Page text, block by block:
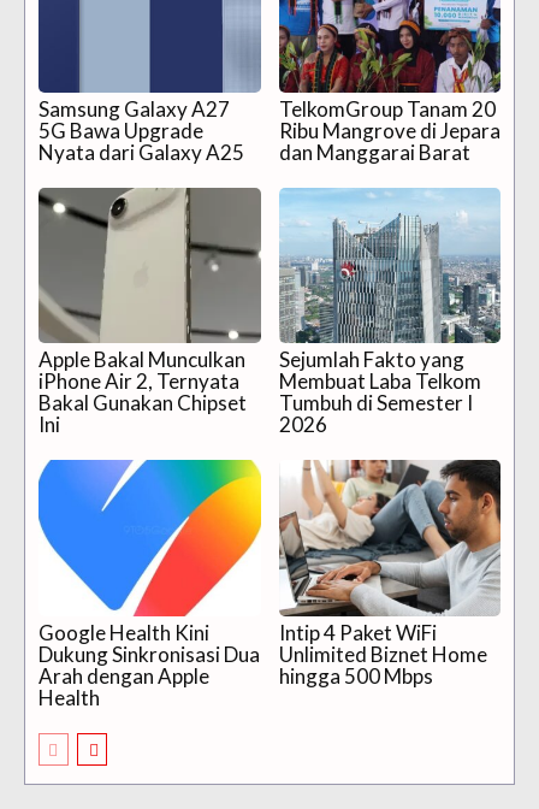
Samsung Galaxy A27
5G Bawa Upgrade
Nyata dari Galaxy A25
TelkomGroup Tanam 20
Ribu Mangrove di Jepara
dan Manggarai Barat
Apple Bakal Munculkan
iPhone Air 2, Ternyata
Bakal Gunakan Chipset
Ini
Sejumlah Fakto yang
Membuat Laba Telkom
Tumbuh di Semester I
2026
Google Health Kini
Dukung Sinkronisasi Dua
Arah dengan Apple
Health
Intip 4 Paket WiFi
Unlimited Biznet Home
hingga 500 Mbps